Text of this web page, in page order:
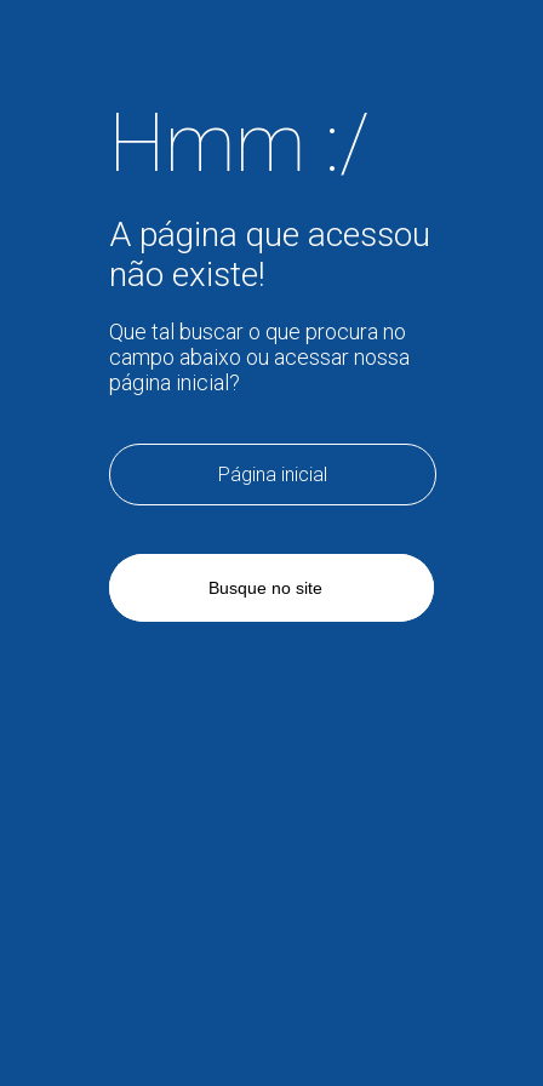
Hmm :/
A página que acessou
não existe!
Que tal buscar o que procura no
campo abaixo ou acessar nossa
página inicial?
Página inicial